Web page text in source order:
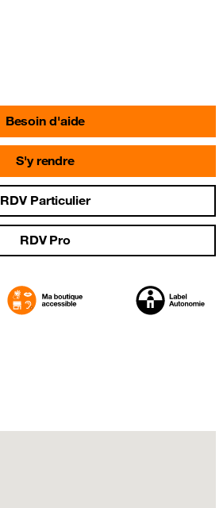
Besoin d'aide
S'y rendre
RDV Particulier
RDV Pro